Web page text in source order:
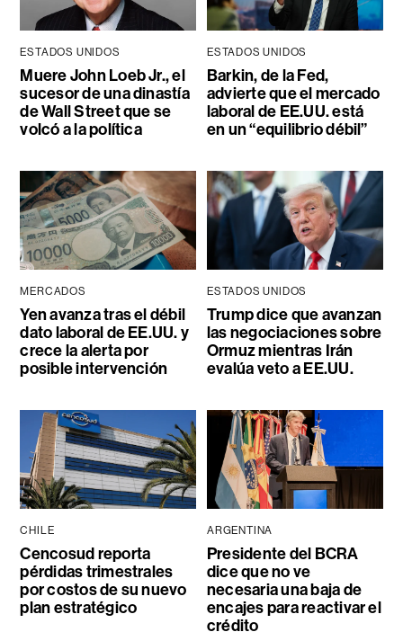
ESTADOS UNIDOS
Muere John Loeb Jr., el
sucesor de una dinastía
de Wall Street que se
volcó a la política
ESTADOS UNIDOS
Barkin, de la Fed,
advierte que el mercado
laboral de EE.UU. está
en un “equilibrio débil”
MERCADOS
Yen avanza tras el débil
dato laboral de EE.UU. y
crece la alerta por
posible intervención
ESTADOS UNIDOS
Trump dice que avanzan
las negociaciones sobre
Ormuz mientras Irán
evalúa veto a EE.UU.
CHILE
Cencosud reporta
pérdidas trimestrales
por costos de su nuevo
plan estratégico
ARGENTINA
Presidente del BCRA
dice que no ve
necesaria una baja de
encajes para reactivar el
crédito